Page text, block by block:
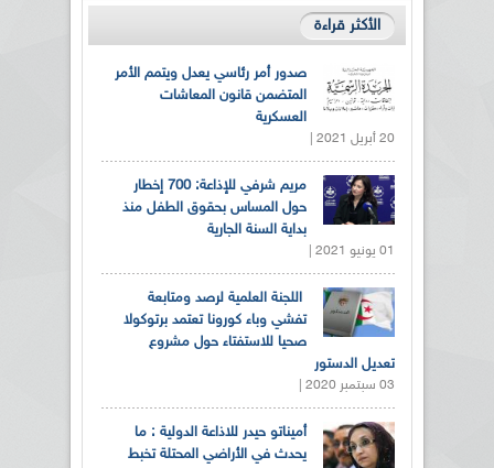
الأكثر قراءة
صدور أمر رئاسي يعدل ويتمم الأمر
المتضمن قانون المعاشات
العسكرية
20 أبريل 2021 |
مريم شرفي للإذاعة: 700 إخطار
حول المساس بحقوق الطفل منذ
بداية السنة الجارية
01 يونيو 2021 |
اللجنة العلمية لرصد ومتابعة
تفشي وباء كورونا تعتمد برتوكولا
صحيا للاستفتاء حول مشروع
تعديل الدستور
03 سبتمبر 2020 |
أميناتو حيدر للاذاعة الدولية : ما
يحدث في الأراضي المحتلة تخبط